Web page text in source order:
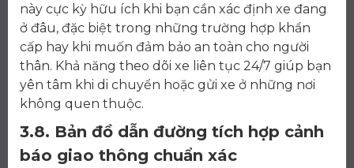
này cực kỳ hữu ích khi bạn cần xác định xe đang
ở đâu, đặc biệt trong những trường hợp khẩn
cấp hay khi muốn đảm bảo an toàn cho người
thân. Khả năng theo dõi xe liên tục 24/7 giúp bạn
yên tâm khi di chuyển hoặc gửi xe ở những nơi
không quen thuộc.
3.8. Bản đồ dẫn đường tích hợp cảnh
báo giao thông chuẩn xác